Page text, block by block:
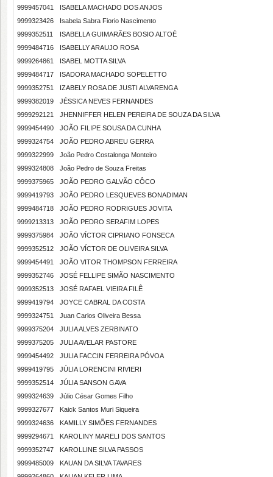
9999457041
ISABELA MACHADO DOS ANJOS
9999323426
Isabela Sabra Fiorio Nascimento
9999352511
ISABELLA GUIMARÃES BOSIO ALTOÉ
9999484716
ISABELLY ARAUJO ROSA
9999264861
ISABEL MOTTA SILVA
9999484717
ISADORA MACHADO SOPELETTO
9999352751
IZABELY ROSA DE JUSTI ALVARENGA
9999382019
JÉSSICA NEVES FERNANDES
9999292121
JHENNIFFER HELEN PEREIRA DE SOUZA DA SILVA
9999454490
JOÃO FILIPE SOUSA DA CUNHA
9999324754
JOÃO PEDRO ABREU GERRA
9999322999
João Pedro Costalonga Monteiro
9999324808
João Pedro de Souza Freitas
9999375965
JOÃO PEDRO GALVÃO CÔCO
9999419793
JOÃO PEDRO LESQUEVES BONADIMAN
9999484718
JOÃO PEDRO RODRIGUES JOVITA
9999213313
JOÃO PEDRO SERAFIM LOPES
9999375984
JOÃO VÍCTOR CIPRIANO FONSECA
9999352512
JOÃO VÍCTOR DE OLIVEIRA SILVA
9999454491
JOÃO VITOR THOMPSON FERREIRA
9999352746
JOSÉ FELLIPE SIMÃO NASCIMENTO
9999352513
JOSÉ RAFAEL VIEIRA FILÊ
9999419794
JOYCE CABRAL DA COSTA
9999324751
Juan Carlos Oliveira Bessa
9999375204
JULIA ALVES ZERBINATO
9999375205
JULIA AVELAR PASTORE
9999454492
JULIA FACCIN FERREIRA PÓVOA
9999419795
JÚLIA LORENCINI RIVIERI
9999352514
JÚLIA SANSON GAVA
9999324639
Júlio César Gomes Filho
9999327677
Kaick Santos Muri Siqueira
9999324636
KAMILLY SIMÕES FERNANDES
9999294671
KAROLINY MARELI DOS SANTOS
9999352747
KAROLLINE SILVA PASSOS
9999485009
KAUAN DA SILVA TAVARES